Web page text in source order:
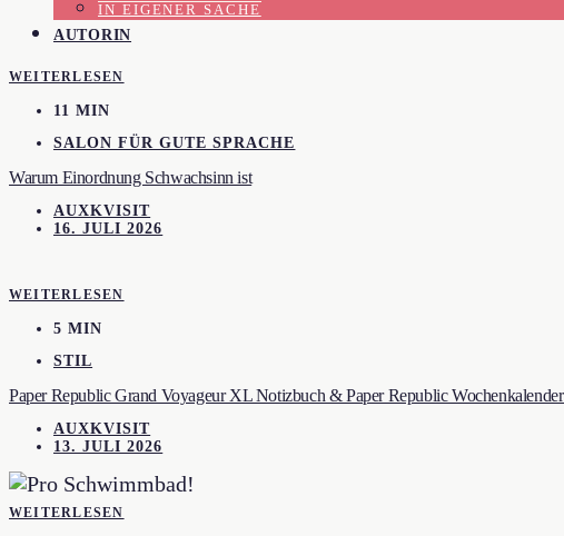
IN EIGENER SACHE
AUTORIN
WEITERLESEN
11 MIN
SALON FÜR GUTE SPRACHE
Warum Einordnung Schwachsinn ist
AUXKVISIT
16. JULI 2026
WEITERLESEN
5 MIN
STIL
Paper Republic Grand Voyageur XL Notizbuch & Paper Republic
AUXKVISIT
13. JULI 2026
WEITERLESEN